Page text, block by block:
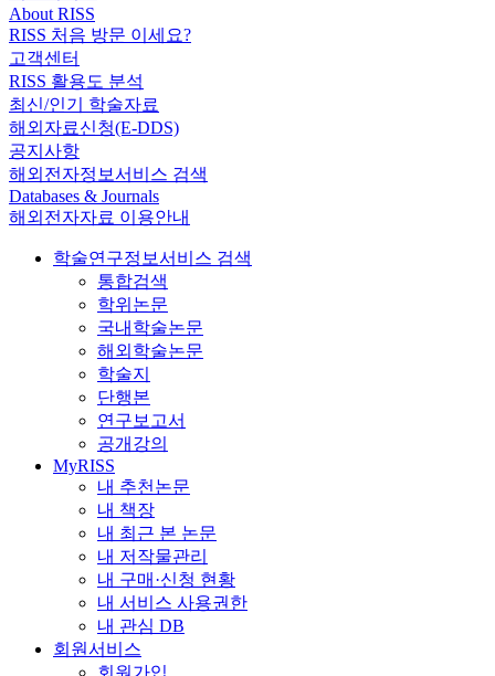
About RISS
RISS 처음 방문 이세요?
고객센터
RISS 활용도 분석
최신/인기 학술자료
해외자료신청(E-DDS)
공지사항
해외전자정보서비스 검색
Databases & Journals
해외전자자료 이용안내
학술연구정보서비스 검색
통합검색
학위논문
국내학술논문
해외학술논문
학술지
단행본
연구보고서
공개강의
MyRISS
내 추천논문
내 책장
내 최근 본 논문
내 저작물관리
내 구매·신청 현황
내 서비스 사용권한
내 관심 DB
회원서비스